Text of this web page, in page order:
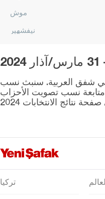
موش
نيفشهير
أوردو
عثمانية
ريزا
صامسون
شانلي أورفا
سيرت
سينوب
موجودة على صفحة انتخابات يني شفق العربية. سنبث نسب
بشكل مباشر. يمكنكم متابعة نسب تصويت الأحزاب
تركيا